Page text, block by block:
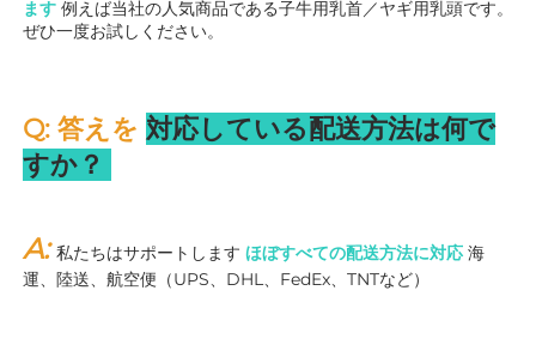
ます 例えば当社の人気商品である子牛用乳首／ヤギ用乳頭です。
ぜひ一度お試しください。
Q: 答えを 対応している配送方法は何で
すか？
A: 私たちはサポートします ほぼすべての配送方法に対応 海
運、陸送、航空便（UPS、DHL、FedEx、TNTなど）